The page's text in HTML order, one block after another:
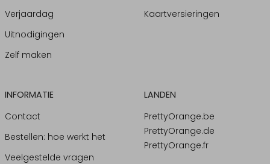
Verjaardag
Uitnodigingen
Zelf maken
Kaartversieringen
INFORMATIE
Contact
Bestellen: hoe werkt het
Veelgestelde vragen
LANDEN
PrettyOrange.be
PrettyOrange.de
PrettyOrange.fr